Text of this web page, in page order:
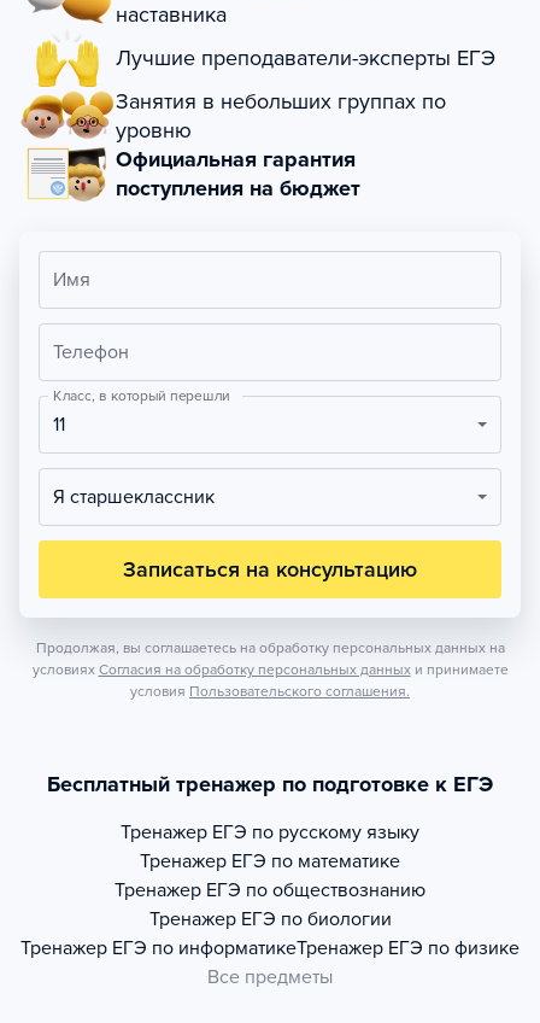
наставника
Лучшие преподаватели-эксперты ЕГЭ
Занятия в небольших группах по
уровню
Официальная гарантия
поступления на бюджет
Имя
Телефон
Класс, в который перешли
11
Я старшеклассник
Записаться на консультацию
Продолжая, вы соглашаетесь на обработку персональных данных на
условиях Согласия на обработку персональных данных и принимаете
условия Пользовательского соглашения.
Бесплатный тренажер по подготовке к ЕГЭ
Тренажер ЕГЭ по русскому языку
Тренажер ЕГЭ по математике
Тренажер ЕГЭ по обществознанию
Тренажер ЕГЭ по биологии
Тренажер ЕГЭ по информатикеТренажер ЕГЭ по физике
Все предметы